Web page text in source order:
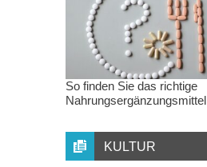
So finden Sie das richtige
Nahrungsergänzungsmittel
KULTUR